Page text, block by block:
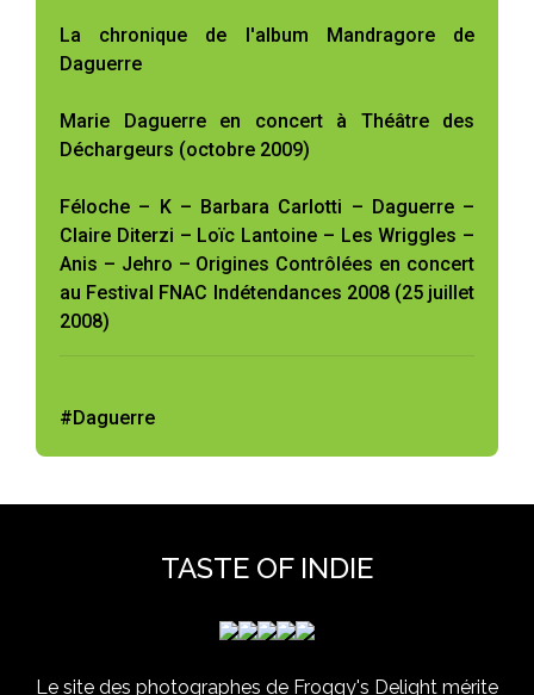
La chronique de l'album Mandragore de
Daguerre
Marie Daguerre en concert à Théâtre des
Déchargeurs (octobre 2009)
Féloche – K – Barbara Carlotti – Daguerre –
Claire Diterzi – Loïc Lantoine – Les Wriggles –
Anis – Jehro – Origines Contrôlées en concert
au Festival FNAC Indétendances 2008 (25 juillet
2008)
#Daguerre
TASTE OF INDIE
Le site des photographes de Froggy's Delight mérite